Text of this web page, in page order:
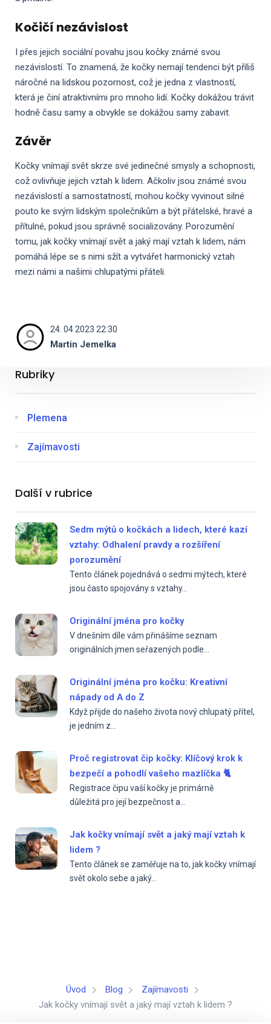
Kočičí nezávislost
I přes jejich sociální povahu jsou kočky známé svou
nezávislostí. To znamená, že kočky nemají tendenci být příliš
náročné na lidskou pozornost, což je jedna z vlastností,
která je činí atraktivními pro mnoho lidí. Kočky dokážou trávit
hodně času samy a obvykle se dokážou samy zabavit.
Závěr
Kočky vnímají svět skrze své jedinečné smysly a schopnosti,
což ovlivňuje jejich vztah k lidem. Ačkoliv jsou známé svou
nezávislostí a samostatností, mohou kočky vyvinout silné
pouto ke svým lidským společníkům a být přátelské, hravé a
přítulné, pokud jsou správně socializovány. Porozumění
tomu, jak kočky vnímají svět a jaký mají vztah k lidem, nám
pomáhá lépe se s nimi sžít a vytvářet harmonický vztah
mezi námi a našimi chlupatými přáteli.
24. 04 2023 22:30
Martin Jemelka
Rubriky
Plemena
Zajímavosti
Další v rubrice
Sedm mýtů o kočkách a lidech, které kazí
vztahy: Odhalení pravdy a rozšíření
porozumění
Tento článek pojednává o sedmi mýtech, které
jsou často spojovány s vztahy...
Originální jména pro kočky
V dnešním díle vám přinášíme seznam
originálních jmen seřazených podle...
Originální jména pro kočku: Kreativní
nápady od A do Z
Když přijde do našeho života nový chlupatý přítel,
je jedním z...
Proč registrovat čip kočky: Klíčový krok k
bezpečí a pohodlí vašeho mazlíčka 🐈
Registrace čipu vaší kočky je primárně
důležitá pro její bezpečnost a...
Jak kočky vnímají svět a jaký mají vztah k
lidem ?
Tento článek se zaměřuje na to, jak kočky vnímají
svět okolo sebe a jaký...
Úvod Blog
Zajímavosti
Jak kočky vnímají svět a jaký mají vztah k lidem ?